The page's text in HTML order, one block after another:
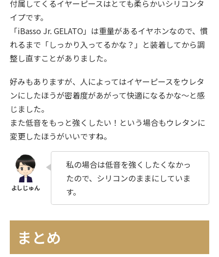
付属してくるイヤーピースはとても柔らかいシリコンタ
イプです。
「iBasso Jr. GELATO」は重量があるイヤホンなので、慣
れるまで「しっかり入ってるかな？」と装着してから調
整し直すことがありました。
好みもありますが、人によってはイヤーピースをウレタ
ンにしたほうが密着度があがって快適になるかな～と感
じました。
また低音をもっと強くしたい！という場合もウレタンに
変更したほうがいいですね。
私の場合は低音を強くしたくなかっ
たので、シリコンのままにしていま
す。
まとめ